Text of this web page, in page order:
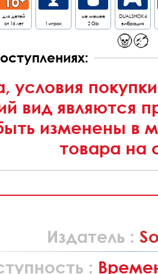
для детей
от 16 лет
1 игрок
не менее
2 Gb
DUALSHOK4
вибрация
условия
вид являются
изменены в
товара на
Издатель :
: